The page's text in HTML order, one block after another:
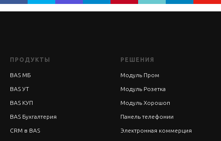
ПРОДУКТЫ
BAS МБ
BAS УТ
BAS КУП
BAS Бухгалтерия
CRM в BAS
РЕШЕНИЯ
Модуль Пром
Модуль Розетка
Модуль Хорошоп
Панель телефонии
Электронная коммерция